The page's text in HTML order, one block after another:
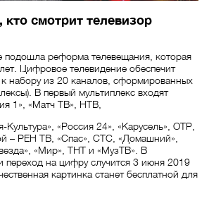
кто смотрит телевизор
реформа телевещания, которая
Цифровое телевидение обеспечит
к набору из 20 каналов, сформированных
В первый мультиплекс входят
1», «Матч ТВ», НТВ,
Культура», «Россия 24», «Карусель», ОТР,
– РЕН ТВ, «Спас», СТС, «Домашний»,
«Мир», ТНТ и «МузТВ». В
переход на цифру случится 3 июня 2019
картинка станет бесплатной для